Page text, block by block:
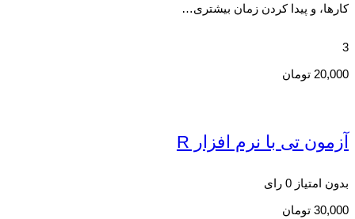
کارها، و پیدا کردن زمان بیشتری…
3
20,000 تومان
آزمون تی با نرم افزار R
بدون امتیاز 0 رای
30,000 تومان